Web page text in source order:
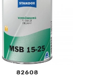
82608